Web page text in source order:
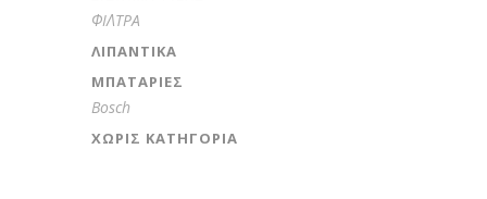
ΦIΛTPA
ΛΙΠΑΝΤΙΚΆ
ΜΠΑΤΑΡΊΕΣ
Bosch
ΧΩΡΊΣ ΚΑΤΗΓΟΡΊΑ